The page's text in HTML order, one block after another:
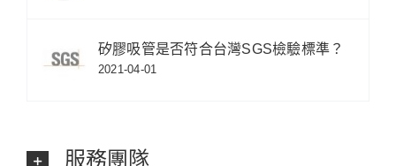
矽膠吸管是否符合台灣SGS檢驗標準？
2021-04-01
服務團隊